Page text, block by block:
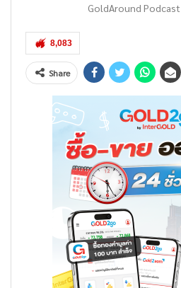
GoldAround
8,083
Share